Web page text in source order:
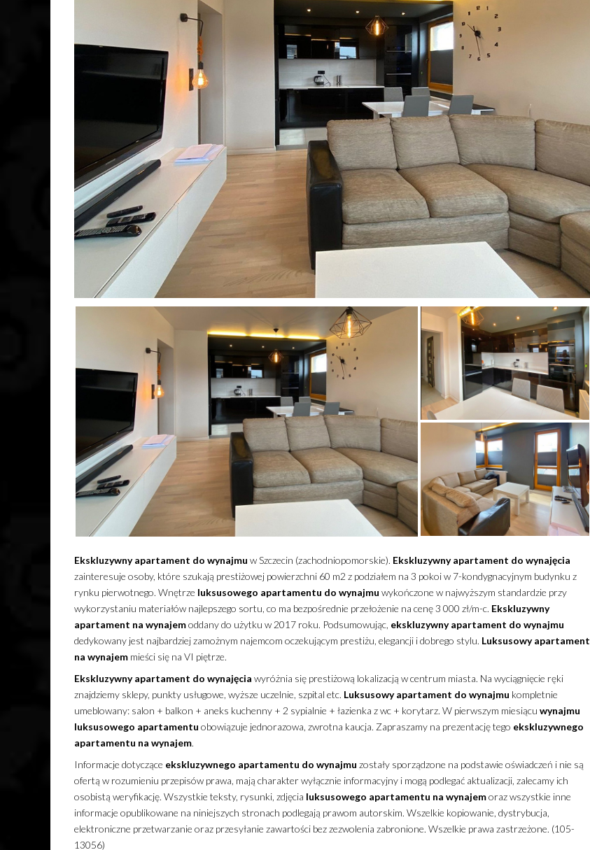
Ekskluzywny apartament do wynajmu w Szczecin (zachodniopomorskie). Ekskluzywny apartament do wynajęcia
zainteresuje osoby, które szukają prestiżowej powierzchni 60 m2 z podziałem na 3 pokoi w 7-kondygnacyjnym budynku z
rynku pierwotnego. Wnętrze luksusowego apartamentu do wynajmu wykończone w najwyższym standardzie przy
wykorzystaniu materiałów najlepszego sortu, co ma bezpośrednie przełożenie na cenę 3 000 zł/m-c. Ekskluzywny
apartament na wynajemoddany do użytku w 2017 roku. Podsumowując, ekskluzywny apartament do wynajmu
dedykowany jest najbardziej zamożnym najemcom oczekującym prestiżu, elegancji i dobrego stylu. Luksusowy apartament
na wynajemmieści się na VI piętrze.
Ekskluzywny apartament do wynajęcia wyróżnia się prestiżową lokalizacją w centrum miasta. Na wyciągnięcie ręki
znajdziemy sklepy, punkty usługowe, wyższe uczelnie, szpital etc. Luksusowy apartament do wynajmu kompletnie
umeblowany: salon + balkon + aneks kuchenny + 2 sypialnie + łazienka z wc + korytarz. W pierwszym miesiącu wynajmu
luksusowego apartamentu obowiązuje jednorazowa, zwrotna kaucja. Zapraszamy na prezentację tego ekskluzywnego
apartamentu na wynajem.
Informacje dotyczące ekskluzywnego apartamentu do wynajmu zostały sporządzone na podstawie oświadczeń i nie są
ofertą w rozumieniu przepisów prawa, mają charakter wyłącznie informacyjny i mogą podlegać aktualizacji, zalecamy ich
osobistą weryfikację. Wszystkie teksty, rysunki, zdjęcia luksusowego apartamentu na wynajemoraz wszystkie inne
informacje opublikowane na niniejszych stronach podlegają prawom autorskim. Wszelkie kopiowanie, dystrybucja,
elektroniczne przetwarzanie oraz przesyłanie zawartości bez zezwolenia zabronione. Wszelkie prawa zastrzeżone. (105-
13056)